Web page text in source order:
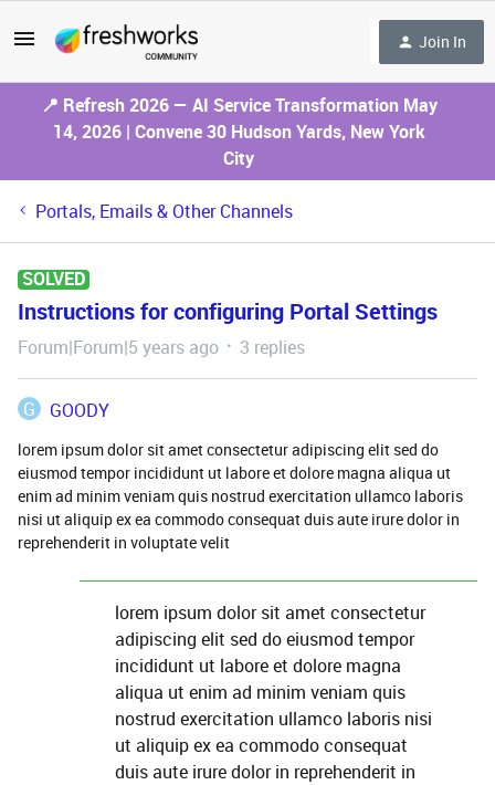
Join In
📍 Refresh 2026 — AI Service Transformation May
14, 2026 | Convene 30 Hudson Yards, New York
City
Portals, Emails & Other Channels
SOLVED
Instructions for configuring Portal Settings
Forum|Forum|5 years ago 3 replies
G GOODY
lorem ipsum dolor sit amet consectetur adipiscing elit sed do
eiusmod tempor incididunt ut labore et dolore magna aliqua ut
enim ad minim veniam quis nostrud exercitation ullamco laboris
nisi ut aliquip ex ea commodo consequat duis aute irure dolor in
reprehenderit in voluptate velit
lorem ipsum dolor sit amet consectetur
adipiscing elit sed do eiusmod tempor
incididunt ut labore et dolore magna
aliqua ut enim ad minim veniam quis
nostrud exercitation ullamco laboris nisi
ut aliquip ex ea commodo consequat
duis aute irure dolor in reprehenderit in